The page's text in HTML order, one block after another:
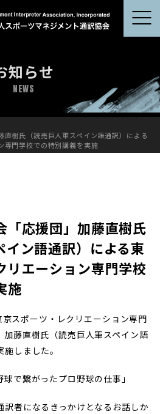
知らせ
NEWS
直樹氏（読売巨人軍スペイン語通訳）による
専門学校での特別講義を実施
「応援団」加藤直樹氏
イン語通訳）による東
リエーション専門学校
施
スポーツ・レクリエーション専門
藤直樹氏（読売巨人軍スペイン語
しました。
で繋がったプロ野球の仕事」
訳者になるきっかけとなるお話しか